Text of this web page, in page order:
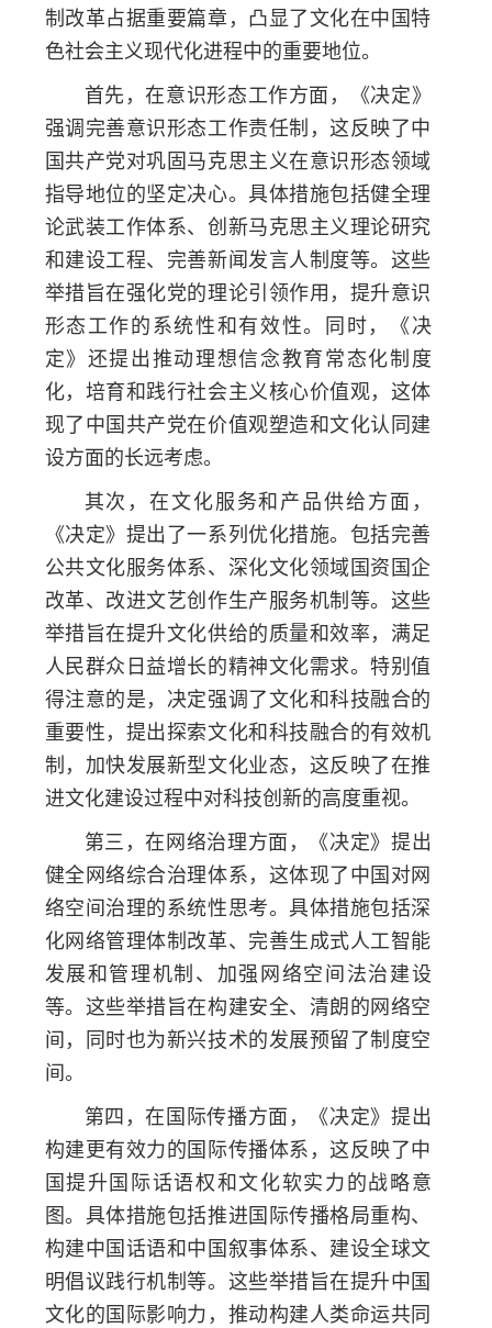
制改革占据重要篇章，凸显了文化在中国特
色社会主义现代化进程中的重要地位。
首先，在意识形态工作方面，《决定》
强调完善意识形态工作责任制，这反映了中
国共产党对巩固马克思主义在意识形态领域
指导地位的坚定决心。具体措施包括健全理
论武装工作体系、创新马克思主义理论研究
和建设工程、完善新闻发言人制度等。这些
举措旨在强化党的理论引领作用，提升意识
形态工作的系统性和有效性。同时，《决
定》还提出推动理想信念教育常态化制度
化，培育和践行社会主义核心价值观，这体
现了中国共产党在价值观塑造和文化认同建
设方面的长远考虑。
其次，在文化服务和产品供给方面，
《决定》提出了一系列优化措施。包括完善
公共文化服务体系、深化文化领域国资国企
改革、改进文艺创作生产服务机制等。这些
举措旨在提升文化供给的质量和效率，满足
人民群众日益增长的精神文化需求。特别值
得注意的是，决定强调了文化和科技融合的
重要性，提出探索文化和科技融合的有效机
制，加快发展新型文化业态，这反映了在推
进文化建设过程中对科技创新的高度重视。
第三，在网络治理方面，《决定》提出
健全网络综合治理体系，这体现了中国对网
络空间治理的系统性思考。具体措施包括深
化网络管理体制改革、完善生成式人工智能
发展和管理机制、加强网络空间法治建设
等。这些举措旨在构建安全、清朗的网络空
间，同时也为新兴技术的发展预留了制度空
间。
第四，在国际传播方面，《决定》提出
构建更有效力的国际传播体系，这反映了中
国提升国际话语权和文化软实力的战略意
图。具体措施包括推进国际传播格局重构、
构建中国话语和中国叙事体系、建设全球文
明倡议践行机制等。这些举措旨在提升中国
文化的国际影响力，推动构建人类命运共同